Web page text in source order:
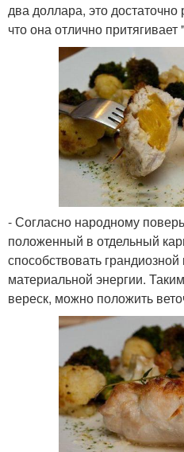
два доллара, это достаточно
что она отлично
- Согласно народному
положенный в отдельный
способствовать
материальной энергии.
вереск, можно положить